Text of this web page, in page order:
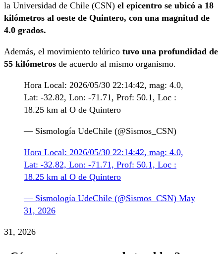
la Universidad de Chile (CSN) el epicentro se ubicó a 18
kilómetros al oeste de Quintero, con una magnitud de
4.0 grados.
Además, el movimiento telúrico tuvo una profundidad de
55 kilómetros de acuerdo al mismo organismo.
Hora Local: 2026/05/30 22:14:42, mag: 4.0,
Lat: -32.82, Lon: -71.71, Prof: 50.1, Loc :
18.25 km al O de Quintero
— Sismología UdeChile (@Sismos_CSN)
Hora Local: 2026/05/30 22:14:42, mag: 4.0,
Lat: -32.82, Lon: -71.71, Prof: 50.1, Loc :
18.25 km al O de Quintero
— Sismología UdeChile (@Sismos_CSN) May
31, 2026
31, 2026